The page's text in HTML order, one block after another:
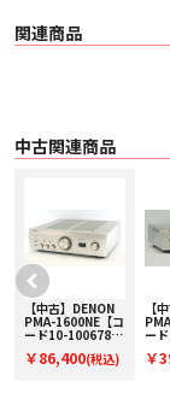
オーディオ特性
〇 定格出力 65 W + 65
〇 実用最大出力 80 W
・ SDB: +8 dB（100
・ 低音: ±10 dB（100
・ 高音: ±10 dB（10
【AUX】
〇 入力感度 / 入力イ
〇 周波数特性 10 Hz
〇 S/N比 90 dB（10
〇 全高調波歪率 0.1
【Phono】
〇 入力感度 / 入力イ
〇 S/N比 74 dB（IHF-
関連商品
中古関連商品
【中古】DENON
PMA-1600NE【コ
ード10-100678】
￥86,400(税込)
【
ー
￥